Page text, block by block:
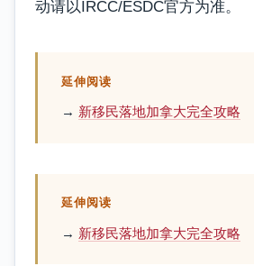
动请以IRCC/ESDC官方为准。
延伸阅读
→ 新移民落地加拿大完全攻略
延伸阅读
→ 新移民落地加拿大完全攻略